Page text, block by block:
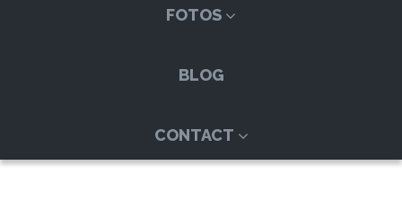
FOTOS
BLOG
CONTACT